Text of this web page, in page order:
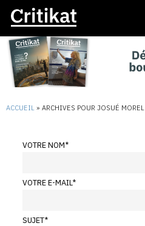
ACCUEIL » ARCHIVES POUR JOSUÉ MOREL
VOTRE NOM*
VOTRE E-MAIL*
SUJET*